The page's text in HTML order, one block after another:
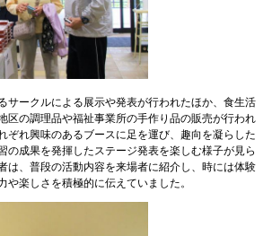
サークルによる展示や発表が行われたほか、食生活
区の調理品や福祉事業所の手作り品の販売が行われ
ぞれ興味のあるブースに足を運び、趣向を凝らした
の成果を発揮したステージ発表を楽しむ様子が見ら
は、普段の活動内容を来場者に紹介し、時には体験
や楽しさを積極的に伝えていました。